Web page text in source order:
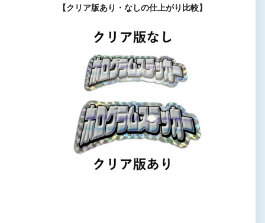
【クリア版あり・なしの仕上がり比較】